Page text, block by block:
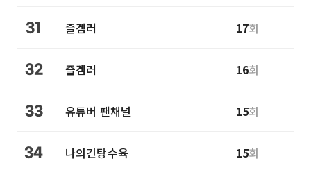
31 즐겜러 17회
32 즐겜러 16회
33 유튜버 팬채널 15회
34 나의긴탕수육 15회